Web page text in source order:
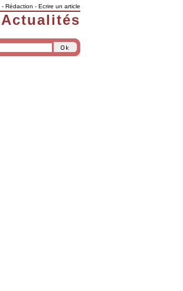
- Rédaction - Ecrire un article
Actualités